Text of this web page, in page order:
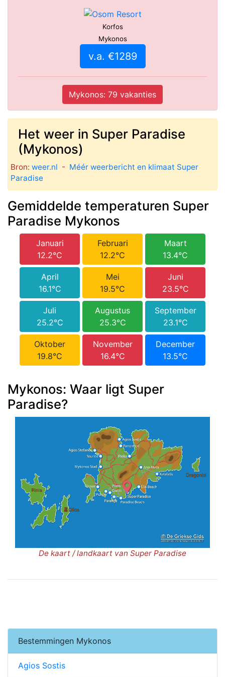
Korfos
Mykonos
v.a. €1289
Mykonos: 79 vakanties
Het weer in Super Paradise
(Mykonos)
Bron: weer.nl - Méér weerbericht en klimaat Super
Paradise
Gemiddelde temperaturen Super
Paradise Mykonos
Januari
12.2°C
Februari
12.2°C
Maart
13.4°C
April
16.1°C
Mei
19.5°C
Juni
23.5°C
Juli
25.2°C
Augustus
25.3°C
September
23.1°C
Oktober
19.8°C
November
16.4°C
December
13.5°C
Mykonos: Waar ligt Super
Paradise?
De kaart / landkaart van Super Paradise
Bestemmingen Mykonos
Agios Sostis